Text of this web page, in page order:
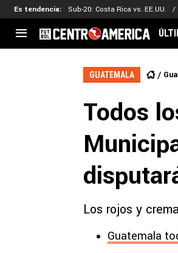
Es tendencia: Sub-20: Costa Rica vs. EE.UU.
CENTROAMÉRICA
Liga de
Copa de
Copa
MLS
GUATEMALA
Todos
Los rojos y
Guatemala